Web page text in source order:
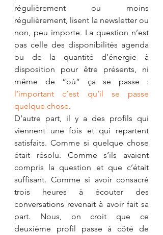
régulièrement ou moins
régulièrement, lisent la newsletter ou
non, peu importe. La question n’est
pas celle des disponibilités agenda
ou de la quantité d’énergie à
disposition pour être présents, ni
l’important c’est qu’il se passe
quelque chose.
D’autre part, il y a des profils qui
viennent une fois et qui repartent
satisfaits. Comme si quelque chose
était résolu. Comme s’ils avaient
compris la question et que c’était
suffisant. Comme si avoir consacré
trois heures à écouter des
conversations revenait à avoir fait sa
part. Nous, on croit que ce
deuxième profil passe à côté de